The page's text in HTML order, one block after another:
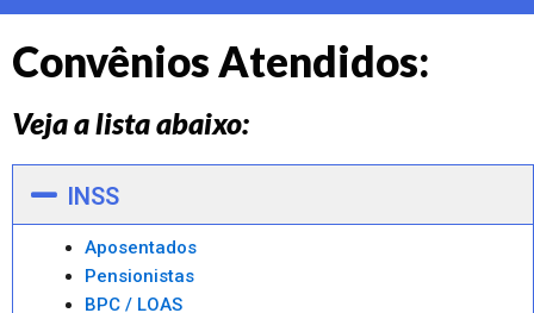
Convênios Atendidos:
Veja a lista abaixo:
INSS
Aposentados
Pensionistas
BPC / LOAS